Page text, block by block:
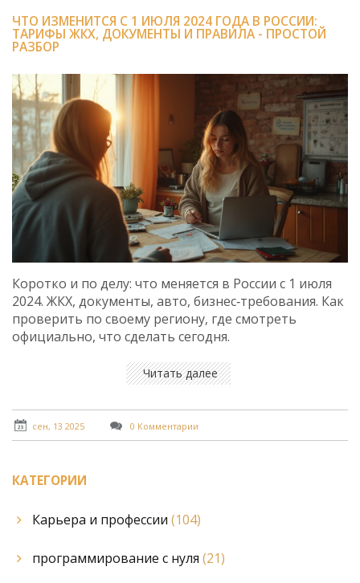
ЧТО ИЗМЕНИТСЯ С 1 ИЮЛЯ 2024 ГОДА В РОССИИ:
ТАРИФЫ ЖКХ, ДОКУМЕНТЫ И ПРАВИЛА - ПРОСТОЙ
РАЗБОР
Коротко и по делу: что меняется в России с 1 июля
2024. ЖКХ, документы, авто, бизнес‑требования. Как
проверить по своему региону, где смотреть
официально, что сделать сегодня.
Читать далее
сен, 13 2025 0 Комментарии
КАТЕГОРИИ
Карьера и профессии (104)
программирование с нуля (21)